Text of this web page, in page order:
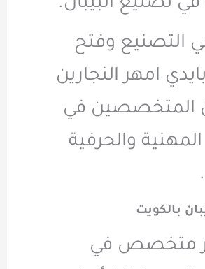
في تصنيع البيبان.
التصنيع وفتح
امهر النجارين
المتخصصين في
والحرفية
بالكويت
متخصص في